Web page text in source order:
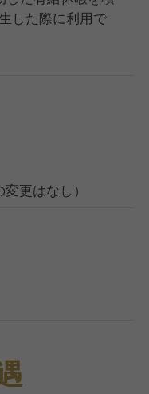
した際に利用で
更はなし）